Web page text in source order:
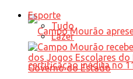
Esporte
Tudo
Lazer